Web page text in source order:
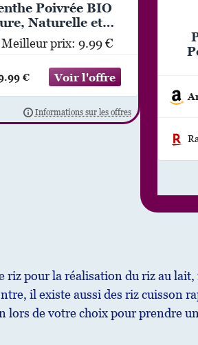
Poivrée BIO
Naturelle et
France
Meilleur prix: 9.99 €
€
riz pour la réalisation du riz au
il existe aussi des riz cuisson
lors de votre choix pour prendre un